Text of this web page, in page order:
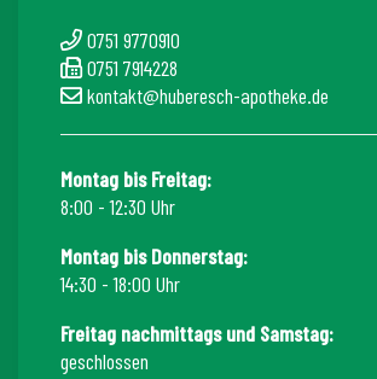
0751 9770910
0751 7914228
kontakt@huberesch-apotheke.de
Montag bis Freitag:
8:00 - 12:30 Uhr
Montag bis Donnerstag:
14:30 - 18:00 Uhr
Freitag nachmittags und Samstag:
geschlossen